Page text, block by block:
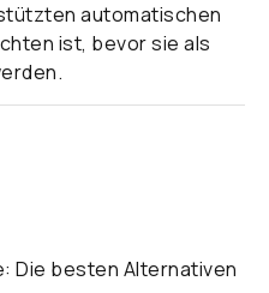
automatischen
ist, bevor sie als
Die besten Alternativen